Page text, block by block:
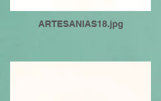
ARTESANIAS18.jpg